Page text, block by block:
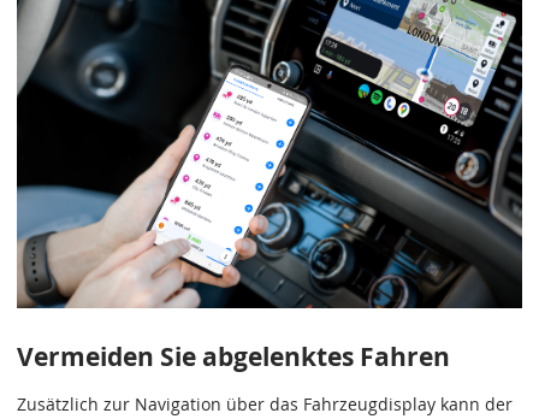
Vermeiden Sie abgelenktes Fahren
Zusätzlich zur Navigation über das Fahrzeugdisplay kann der